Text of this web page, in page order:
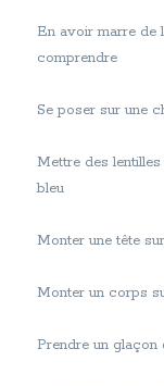
En avoir marre de
comprendre
Se poser sur une
Mettre des
bleu
Monter une tête
Monter un corps
Prendre un